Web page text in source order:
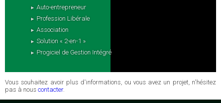
Auto-entrepreneur
Profession Libérale
Association
Solution « 2-en-1 »
Progiciel de Gestion Intégré
Vous souhaitez avoir plus d'informations, ou vous avez un projet, n'hésitez
pas à nous contacter.